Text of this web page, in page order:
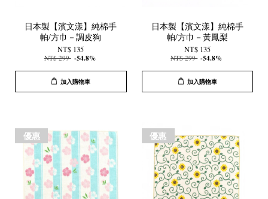
日本製【濱文漾】純棉手
帕/方巾－調皮狗
NT$ 135
NT$ 299 -54.8%
加入購物車
日本製【濱文漾】純棉手
帕/方巾－黃鳳梨
NT$ 135
NT$ 299 -54.8%
加入購物車
優惠 優惠